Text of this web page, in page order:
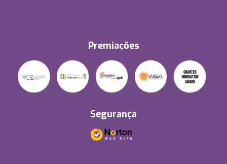
Premiações
Segurança